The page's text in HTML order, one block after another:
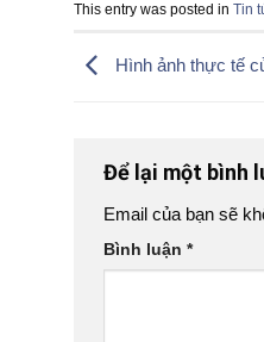
This entry was posted in Tin
Hình ảnh thực tế
Để lại một bình
Email của bạn sẽ
Bình luận *